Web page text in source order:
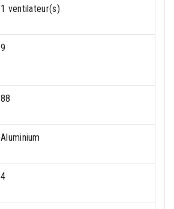
1 ventilateur(s)
9
88
Aluminium
4